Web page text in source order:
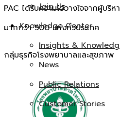
Join Us
Knowledge Center
Insights &
News
Public Relations
Customer Stories
PAC ได้รับความไว้วางใจจากผู้บริ
มากกว่า 500 แห่งทั่วประเทศ
กลุ่มธุรกิจโรงพยาบาลและสุขภาพ